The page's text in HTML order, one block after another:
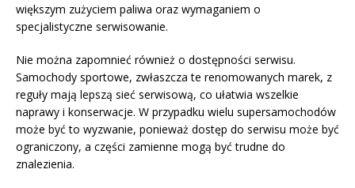
większym zużyciem paliwa oraz wymaganiem o
specjalistyczne serwisowanie.
Nie można zapomnieć również o dostępności serwisu.
Samochody sportowe, zwłaszcza te renomowanych marek, z
reguły mają lepszą sieć serwisową, co ułatwia wszelkie
naprawy i konserwacje. W przypadku wielu supersamochodów
może być to wyzwanie, ponieważ dostęp do serwisu może być
ograniczony, a części zamienne mogą być trudne do
znalezienia.